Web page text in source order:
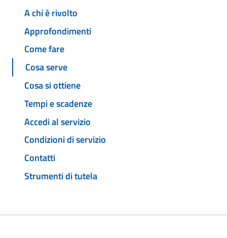
A chi è rivolto
Approfondimenti
Come fare
Cosa serve
Cosa si ottiene
Tempi e scadenze
Accedi al servizio
Condizioni di servizio
Contatti
Strumenti di tutela